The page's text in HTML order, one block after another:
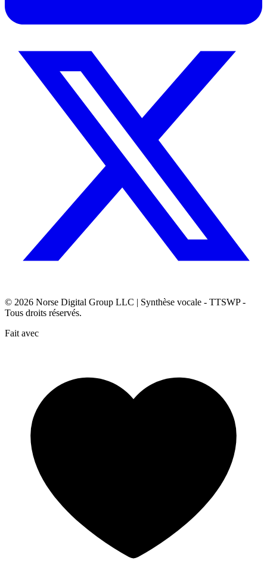
© 2026 Norse Digital Group LLC | Synthèse vocale - TTSWP -
Tous droits réservés.
Fait avec